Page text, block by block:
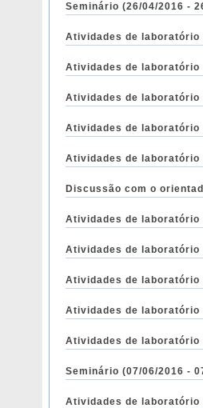
Seminário (26/04/2016 -
Atividades de laboratório
Atividades de laboratório
Atividades de laboratório
Atividades de laboratório
Atividades de laboratório
Discussão com o
Atividades de laboratório
Atividades de laboratório
Atividades de laboratório
Atividades de laboratório
Atividades de laboratório
Seminário (07/06/2016 -
Atividades de laboratório